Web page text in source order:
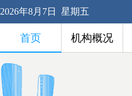
2026年8月7日 星期五
首页 机构概况